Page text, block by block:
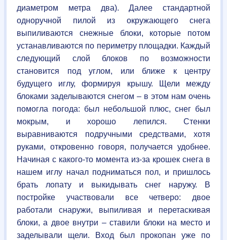
диаметром метра два). Далее стандартной
одноручной пилой из окружающего снега
выпиливаются снежные блоки, которые потом
устанавливаются по периметру площадки. Каждый
следующий слой блоков по возможности
становится под углом, или ближе к центру
будущего иглу, формируя крышу. Щели между
блоками заделываются снегом – в этом нам очень
помогла погода: был небольшой плюс, снег был
мокрым, и хорошо лепился. Стенки
выравниваются подручными средствами, хотя
руками, откровенно говоря, получается удобнее.
Начиная с какого-то момента из-за крошек снега в
нашем иглу начал подниматься пол, и пришлось
брать лопату и выкидывать снег наружу. В
постройке участвовали все четверо: двое
работали снаружи, выпиливая и перетаскивая
блоки, а двое внутри – ставили блоки на место и
заделывали щели. Вход был прокопан уже по